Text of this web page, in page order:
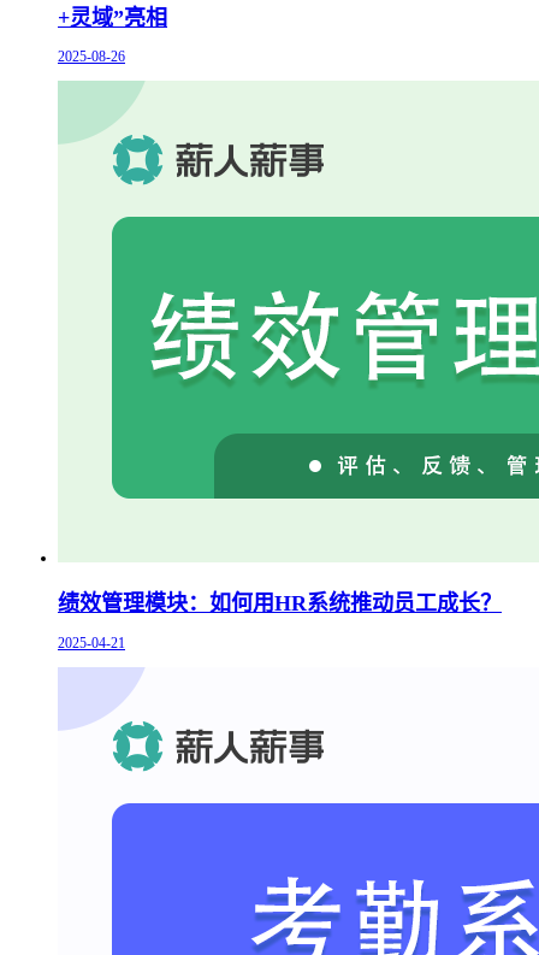
+灵域”亮相
2025-08-26
绩效管理模块：如何用HR系统推动员工成长？
2025-04-21